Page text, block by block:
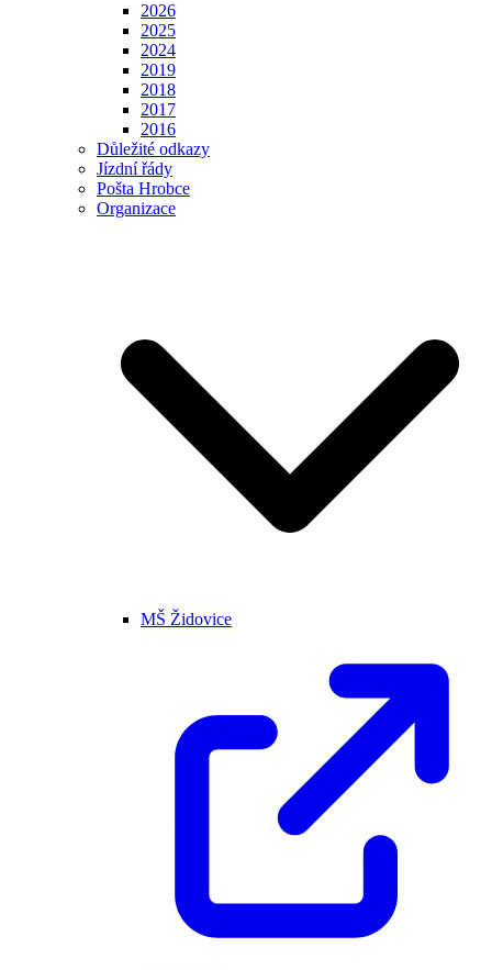
2026
2025
2024
2019
2018
2017
2016
Důležité odkazy
Jízdní řády
Pošta Hrobce
Organizace
MŠ Židovice